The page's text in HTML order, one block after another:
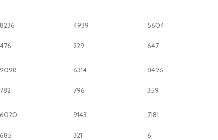
8236
476
4939
229
5604
647
9098
782
6314
796
8496
359
6020
685
9143
321
7181
6